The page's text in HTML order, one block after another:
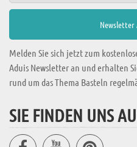
Melden Sie sich jetzt zum
Aduis Newsletter an und erhalten
rund um das Thema Basteln
SIE FINDEN UNS